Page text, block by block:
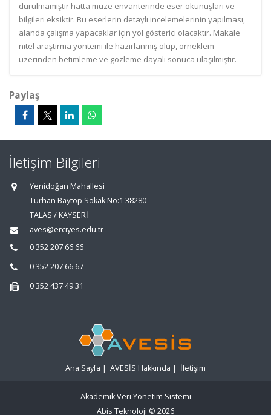
durulmamıştır hatta müze envanterinde eser okunuşları ve
bilgileri eksiktir. Bu eserlerin detaylı incelemelerinin yapılması,
alanda çalışma yapacaklar için yol gösterici olacaktır. Makale
nitel araştırma yöntemi ile hazırlanmış olup, örneklem
üzerinden betimleme ve gözleme dayalı sonuca ulaşılmıştır.
Paylaş
İletişim Bilgileri
Yenidoğan Mahallesi
Turhan Baytop Sokak No:1 38280
TALAS / KAYSERİ
aves@erciyes.edu.tr
0 352 207 66 66
0 352 207 66 67
0 352 437 49 31
Ana Sayfa | AVESİS Hakkında | İletişim
Akademik Veri Yönetim Sistemi
Abis Teknoloji © 2026